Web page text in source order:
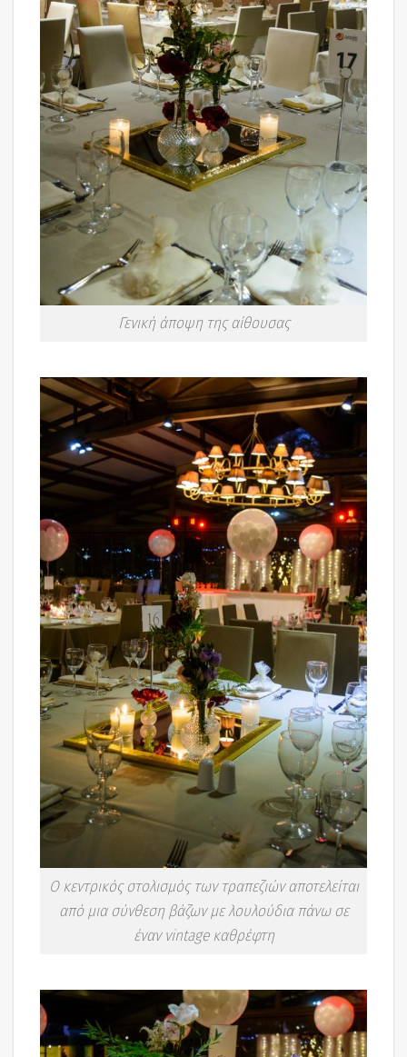
Γενική άποψη της αίθουσας
Ο κεντρικός στολισμός των τραπεζιών αποτελείται
από μια σύνθεση βάζων με λουλούδια πάνω σε
έναν vintage καθρέφτη